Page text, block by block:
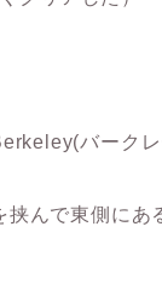
バークレ
んで東側にあ